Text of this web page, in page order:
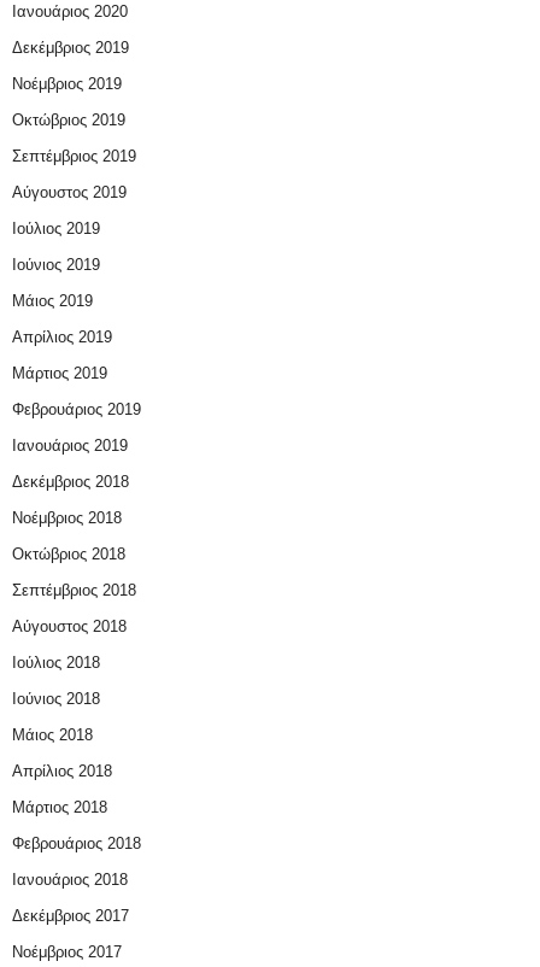
Ιανουάριος 2020
Δεκέμβριος 2019
Νοέμβριος 2019
Οκτώβριος 2019
Σεπτέμβριος 2019
Αύγουστος 2019
Ιούλιος 2019
Ιούνιος 2019
Μάιος 2019
Απρίλιος 2019
Μάρτιος 2019
Φεβρουάριος 2019
Ιανουάριος 2019
Δεκέμβριος 2018
Νοέμβριος 2018
Οκτώβριος 2018
Σεπτέμβριος 2018
Αύγουστος 2018
Ιούλιος 2018
Ιούνιος 2018
Μάιος 2018
Απρίλιος 2018
Μάρτιος 2018
Φεβρουάριος 2018
Ιανουάριος 2018
Δεκέμβριος 2017
Νοέμβριος 2017